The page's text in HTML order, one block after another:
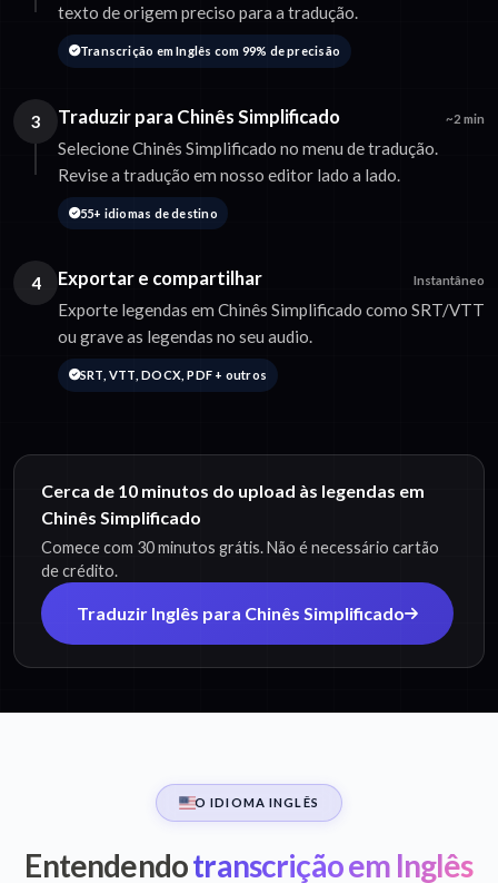
texto de origem preciso para a tradução.
Transcrição em Inglês com 99% de precisão
3 Traduzir para Chinês Simplificado ~2 min
Selecione Chinês Simplificado no menu de tradução.
Revise a tradução em nosso editor lado a lado.
55+ idiomas de destino
4 Exportar e compartilhar Instantâneo
Exporte legendas em Chinês Simplificado como SRT/VTT
ou grave as legendas no seu audio.
SRT, VTT, DOCX, PDF + outros
Cerca de 10 minutos do upload às legendas em
Chinês Simplificado
Comece com 30 minutos grátis. Não é necessário cartão
de crédito.
Traduzir Inglês para Chinês Simplificado
O IDIOMA INGLÊS
Entendendotranscrição em Inglês